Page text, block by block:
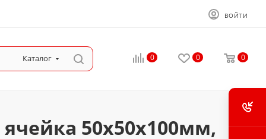
ВОЙТИ
Каталог 0 0 0
50х50х100мм,